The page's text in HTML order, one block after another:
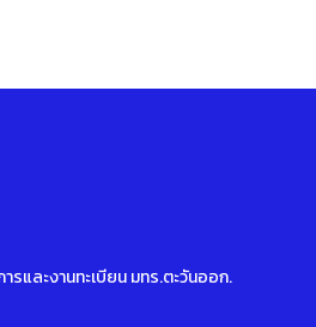
และงานทะเบียน มทร.ตะวันออก.